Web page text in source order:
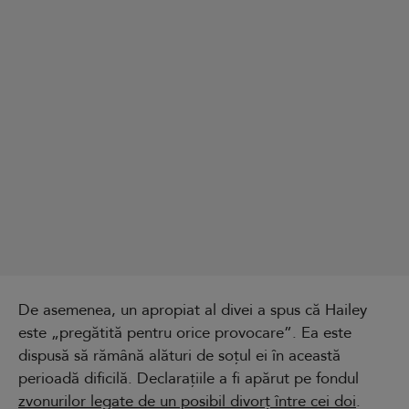
De asemenea, un apropiat al divei a spus că Hailey
este „pregătită pentru orice provocare”. Ea este
dispusă să rămână alături de soțul ei în această
perioadă dificilă. Declarațiile a fi apărut pe fondul
zvonurilor legate de un posibil divorț între cei doi.